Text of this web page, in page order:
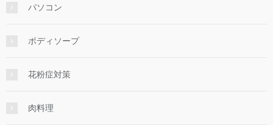
パソコン
ボディソープ
花粉症対策
肉料理